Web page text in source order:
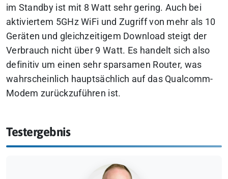
im Standby ist mit 8 Watt sehr gering. Auch bei
aktiviertem 5GHz WiFi und Zugriff von mehr als 10
Geräten und gleichzeitigem Download steigt der
Verbrauch nicht über 9 Watt. Es handelt sich also
definitiv um einen sehr sparsamen Router, was
wahrscheinlich hauptsächlich auf das Qualcomm-
Modem zurückzuführen ist.
Testergebnis